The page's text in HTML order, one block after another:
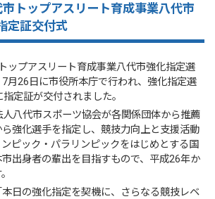
トップアスリート育成事業八代市
定証交付式
ップアスリート育成事業八代市強化指定選
月26日に市役所本庁で行われ、強化指定選
定証が交付されました。
人八代市スポーツ協会が各関係団体から推薦
強化選手を指定し、競技力向上と支援活動
ピック・パラリンピックをはじめとする国
出身者の輩出を目指すもので、平成26年か
日の強化指定を契機に、さらなる競技レベ